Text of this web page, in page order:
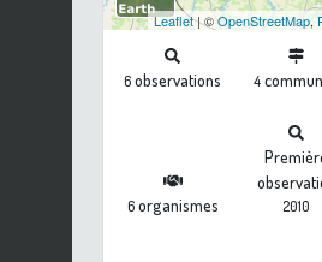
Leaflet| ©OpenStreetMap,
6observations 4
6organismes 2010